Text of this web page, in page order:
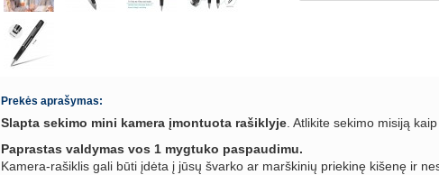
Prekės aprašymas:
Slapta sekimo mini kamera įmontuota rašiklyje . Atlikite sekimo misiją
Paprastas valdymas vos 1 mygtuko paspaudimu.
Kamera-rašiklis gali būti įdėta į jūsų švarko ar marškinių priekinę kišenę ir